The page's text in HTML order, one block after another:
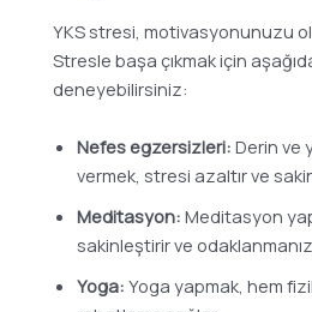
YKS stresi, motivasyonunuzu
Stresle başa çıkmak için
deneyebilirsiniz:
Nefes egzersizleri: Derin ve
vermek, stresi azaltır ve
Meditasyon: Meditasyon
sakinleştirir ve
Yoga: Yoga yapmak, hem